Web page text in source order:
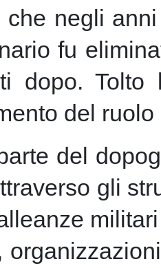
che negli
fu
dopo.
del
del
gli